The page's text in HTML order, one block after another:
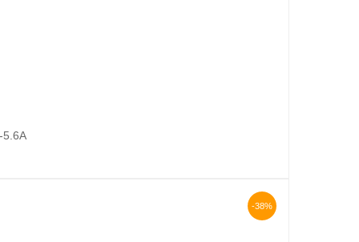
5.6A
-38%